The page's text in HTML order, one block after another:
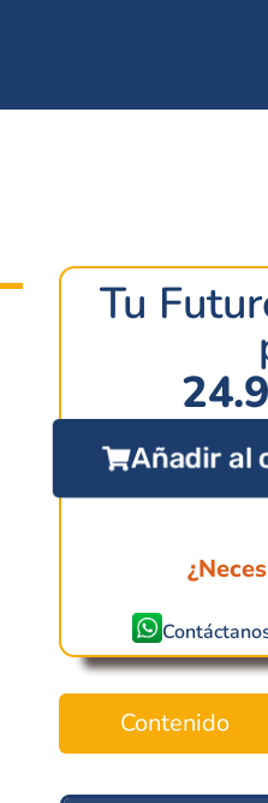
Tu
Añadir al
Contenido